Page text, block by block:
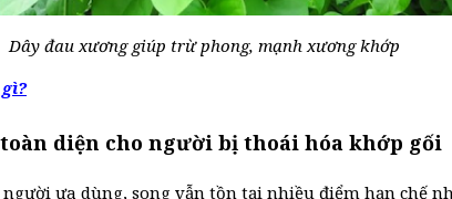
Dây đau xương giúp trừ phong, mạnh xương khớp
diện cho người bị thoái hóa khớp gối
ưa dùng, song vẫn tồn tại nhiều điểm hạn chế